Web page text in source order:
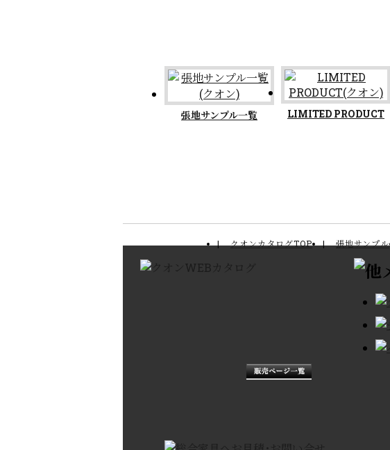
張地サンプル一覧 LIMITED PRODUCT
クオンカタログTOP 張地サンプル